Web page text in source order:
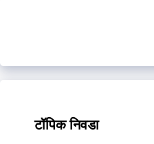
टॉपिक निवडा